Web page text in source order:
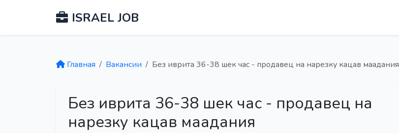
ISRAEL JOB
Главная Вакансии Без иврита 36-38 шек час - продавец на нарезку кацав маадания
Без иврита 36-38 шек час - продавец на
нарезку кацав маадания